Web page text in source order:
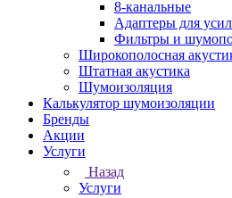
8-канальные
Адаптеры для
Фильтры и
Широкополосная
Штатная акустика
Шумоизоляция
Калькулятор шумоизоляции
Бренды
Акции
Услуги
Назад
Услуги